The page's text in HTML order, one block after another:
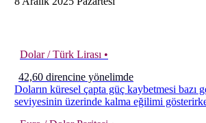
Dolar / Türk Lirası •
42,60 direncine yönelimde
Doların küresel çapta güç kaybetmesi
seviyesinin üzerinde kalma eğilimi